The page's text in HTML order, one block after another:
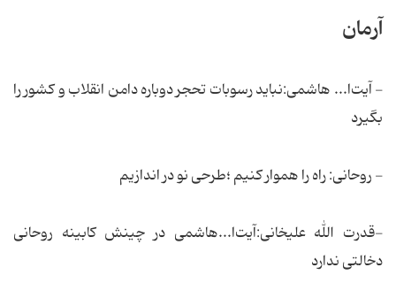
آرمان
- آیت‌ا... هاشمی:نباید رسوبات تحجر دوباره دامن انقلاب و کشور را
بگیرد
- روحانی: راه را هموار کنیم ؛طرحی نو در اندازیم
-قدرت الله علیخانی:آیت‌ا...‌هاشمی در چینش کابینه روحانی
دخالتی ندارد